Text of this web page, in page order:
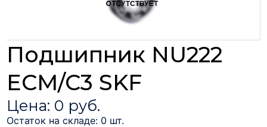
Подшипник NU222
ECM/C3 SKF
Цена: 0 руб.
Остаток на складе: 0 шт.